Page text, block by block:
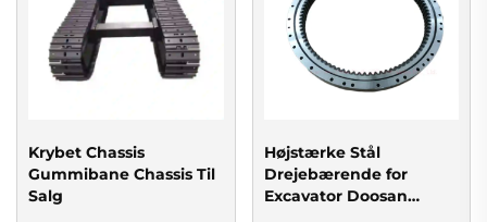
Krybet Chassis
Gummibane Chassis Til
Salg
Højstærke Stål
Drejebærende for
Excavator Doosan